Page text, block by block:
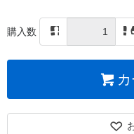
購入数